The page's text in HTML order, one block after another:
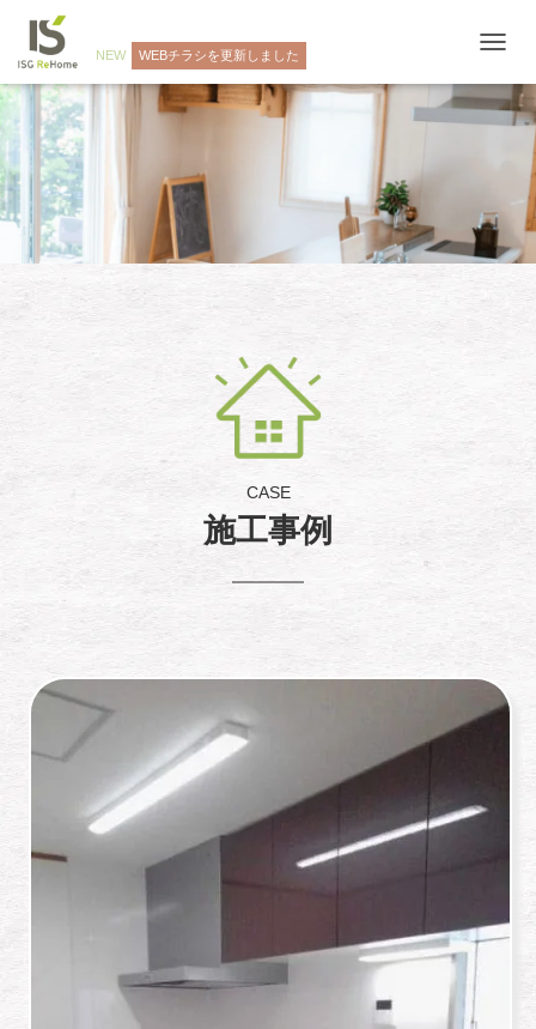
NEW WEBチラシを更新しました
ビ
ゲ
ー
を
切
り
施工事例
CASE